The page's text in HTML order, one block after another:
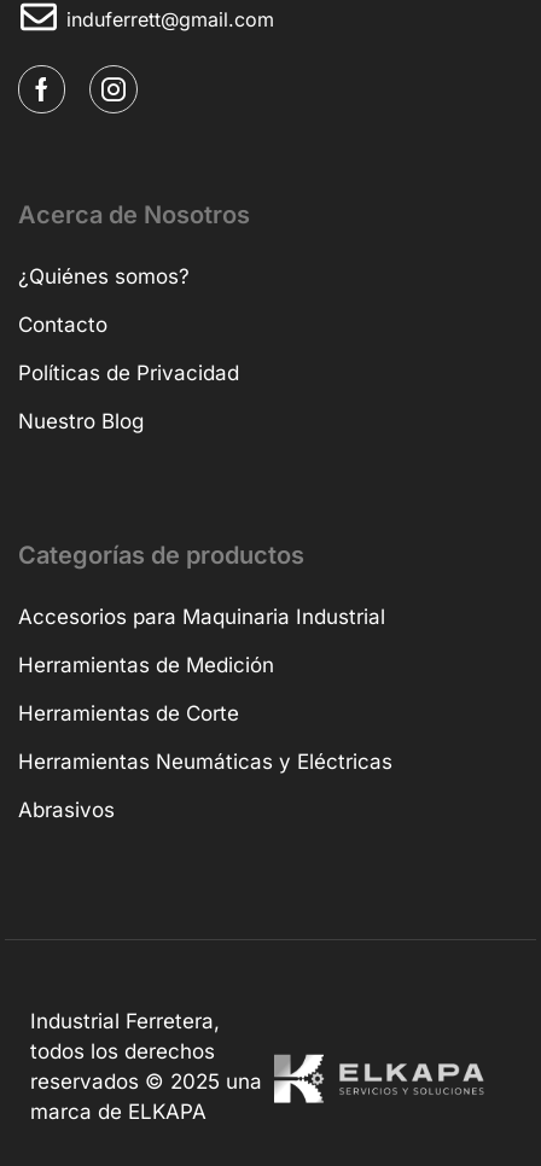
induferrett@gmail.com
Acerca de Nosotros
¿Quiénes somos?
Contacto
Políticas de Privacidad
Nuestro Blog
Categorías de productos
Accesorios para Maquinaria Industrial
Herramientas de Medición
Herramientas de Corte
Herramientas Neumáticas y Eléctricas
Abrasivos
Industrial Ferretera,
todos los derechos
reservados © 2025 una
marca de ELKAPA